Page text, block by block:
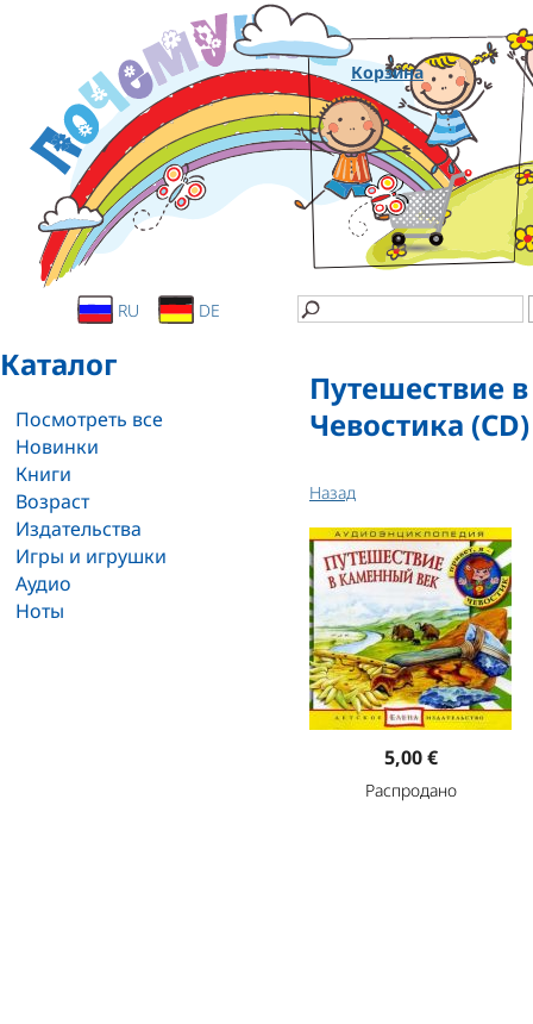
Корзина
RU DE
Каталог
Посмотреть все
Новинки
Книги
Возраст
Издательства
Игры и игрушки
Аудио
Ноты
Путешествие
Чевостика (CD)
Назад
5,00 €
Распродано